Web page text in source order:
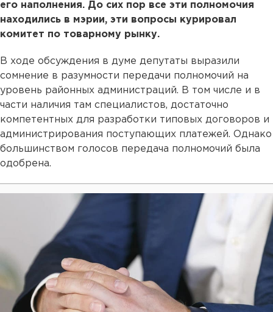
его наполнения. До сих пор все эти полномочия
находились в мэрии, эти вопросы курировал
комитет по товарному рынку.
В ходе обсуждения в думе депутаты выразили
сомнение в разумности передачи полномочий на
уровень районных администраций. В том числе и в
части наличия там специалистов, достаточно
компетентных для разработки типовых договоров и
администрирования поступающих платежей. Однако
большинством голосов передача полномочий была
одобрена.